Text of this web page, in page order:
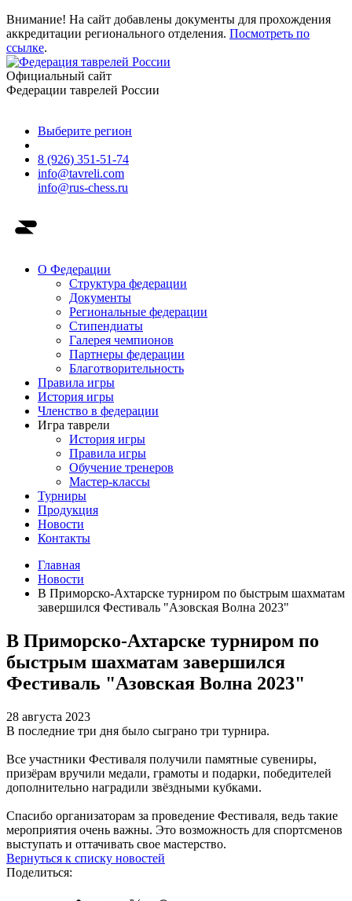
Внимание! На сайт добавлены документы для прохождения
аккредитации регионального отделения. Посмотреть по
ссылке.
Официальный сайт
Федерации таврелей России
Выберите регион
8 (926) 351-51-74
info@tavreli.com
info@rus-chess.ru
О Федерации
Структура федерации
Документы
Региональные федерации
Стипендиаты
Галерея чемпионов
Партнеры федерации
Благотворительность
Правила игры
История игры
Членство в федерации
Игра таврели
История игры
Правила игры
Обучение тренеров
Мастер-классы
Турниры
Продукция
Новости
Контакты
Главная
Новости
В Приморско-Ахтарске турниром по быстрым шахматам
завершился Фестиваль "Азовская Волна 2023"
В Приморско-Ахтарске турниром по
быстрым шахматам завершился
Фестиваль "Азовская Волна 2023"
28 августа 2023
В последние три дня было сыграно три турнира.
Все участники Фестиваля получили памятные сувениры,
призёрам вручили медали, грамоты и подарки, победителей
дополнительно наградили звёздными кубками.
Спасибо организаторам за проведение Фестиваля, ведь такие
мероприятия очень важны. Это возможность для спортсменов
выступать и оттачивать свое мастерство.
Вернуться к списку новостей
Поделиться: